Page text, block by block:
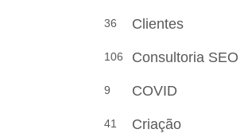
36 Clientes
106 Consultoria SEO
9 COVID
41 Criação